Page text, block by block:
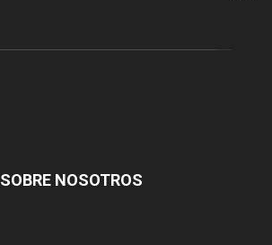
SOBRE NOSOTROS